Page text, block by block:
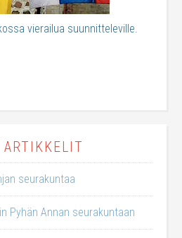
vierailua suunnitteleville.
seurakuntaa
Pyhän Annan seurakuntaan